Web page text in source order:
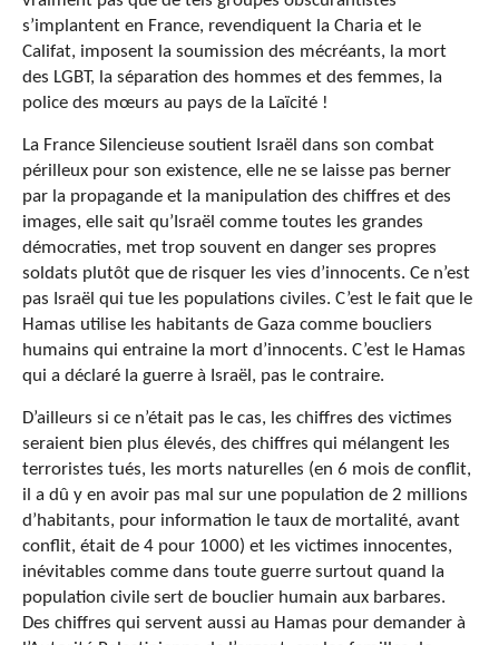
s’implantent en France, revendiquent la Charia et le
Califat, imposent la soumission des mécréants, la mort
des LGBT, la séparation des hommes et des femmes, la
police des mœurs au pays de la Laïcité !
La France Silencieuse soutient Israël dans son combat
périlleux pour son existence, elle ne se laisse pas berner
par la propagande et la manipulation des chiffres et des
images, elle sait qu’Israël comme toutes les grandes
démocraties, met trop souvent en danger ses propres
soldats plutôt que de risquer les vies d’innocents. Ce n’est
pas Israël qui tue les populations civiles. C’est le fait que le
Hamas utilise les habitants de Gaza comme boucliers
humains qui entraine la mort d’innocents. C’est le Hamas
qui a déclaré la guerre à Israël, pas le contraire.
D’ailleurs si ce n’était pas le cas, les chiffres des victimes
seraient bien plus élevés, des chiffres qui mélangent les
terroristes tués, les morts naturelles (en 6 mois de conflit,
il a dû y en avoir pas mal sur une population de 2 millions
d’habitants, pour information le taux de mortalité, avant
conflit, était de 4 pour 1000) et les victimes innocentes,
inévitables comme dans toute guerre surtout quand la
population civile sert de bouclier humain aux barbares.
Des chiffres qui servent aussi au Hamas pour demander à